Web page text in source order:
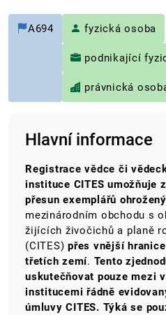
A694 fyzická osoba
podnikající
právnická
Hlavní informace
Registrace vědce či
instituce CITES umožňuje
přesun exemplářů
mezinárodním obchodu s
žijících živočichů a planě
(CITES) přes vnější
třetích zemí. Tento
uskutečňovat pouze mezi
institucemi řádně
úmluvy CITES. Týká se